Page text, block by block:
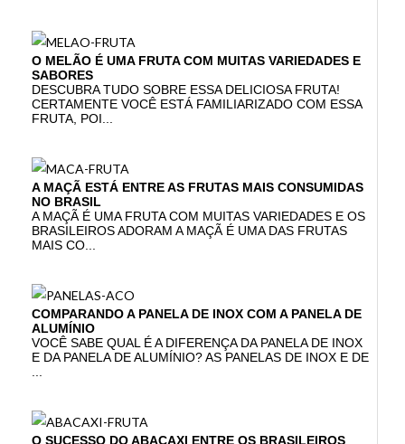
O MELÃO É UMA FRUTA COM MUITAS VARIEDADES E
SABORES
DESCUBRA TUDO SOBRE ESSA DELICIOSA FRUTA!
CERTAMENTE VOCÊ ESTÁ FAMILIARIZADO COM ESSA
FRUTA, POI...
A MAÇÃ ESTÁ ENTRE AS FRUTAS MAIS CONSUMIDAS
NO BRASIL
A MAÇÃ É UMA FRUTA COM MUITAS VARIEDADES E OS
BRASILEIROS ADORAM A MAÇÃ É UMA DAS FRUTAS
MAIS CO...
COMPARANDO A PANELA DE INOX COM A PANELA DE
ALUMÍNIO
VOCÊ SABE QUAL É A DIFERENÇA DA PANELA DE INOX
E DA PANELA DE ALUMÍNIO? AS PANELAS DE INOX E DE
O SUCESSO DO ABACAXI ENTRE OS BRASILEIROS